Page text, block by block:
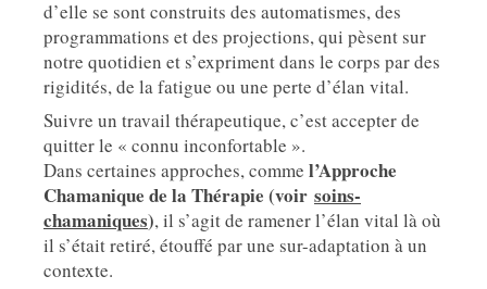
d’elle se sont construits des automatismes, des
programmations et des projections, qui pèsent sur
notre quotidien et s’expriment dans le corps par des
rigidités, de la fatigue ou une perte d’élan vital.
Suivre un travail thérapeutique, c’est accepter de
quitter le « connu inconfortable ».
Dans certaines approches, comme l’Approche
Chamanique de la Thérapie (voir soins-
chamaniques), il s’agit de ramener l’élan vital là où
il s’était retiré, étouffé par une sur-adaptation à un
contexte.